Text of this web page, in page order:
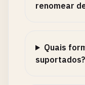
renomear
Quais
suportados?